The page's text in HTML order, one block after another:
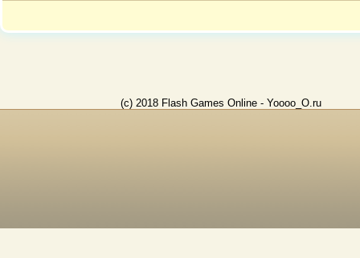
(c) 2018 Flash Games Online - Yoooo_O.ru